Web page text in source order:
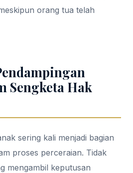
orang tua telah
Sengketa Hak
sering kali menjadi bagian
proses perceraian. Tidak
mengambil keputusan